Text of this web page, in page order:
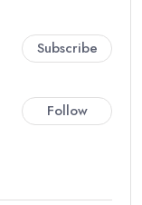
Subscribe
Follow